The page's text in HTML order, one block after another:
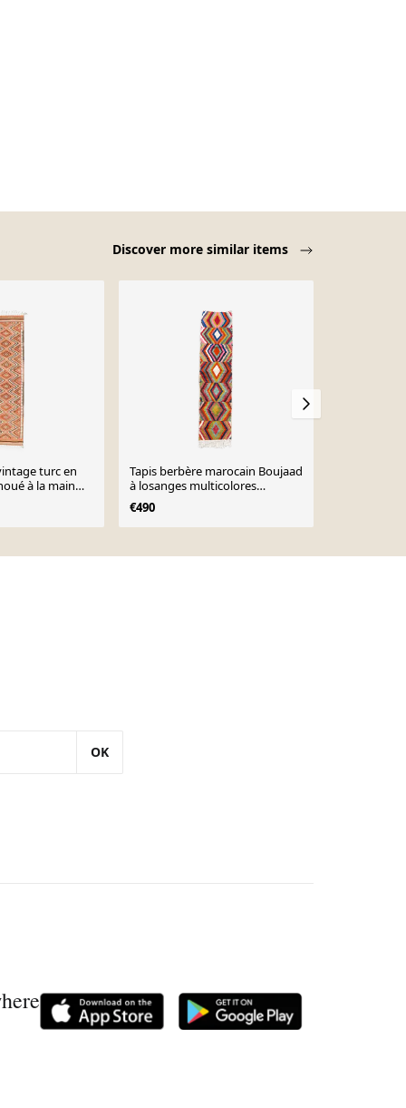
Discover more similar items
turc en
à la main
96x346.
Tapis berbère marocain Boujaad
à losanges multicolores
336x82cm
€490
OK